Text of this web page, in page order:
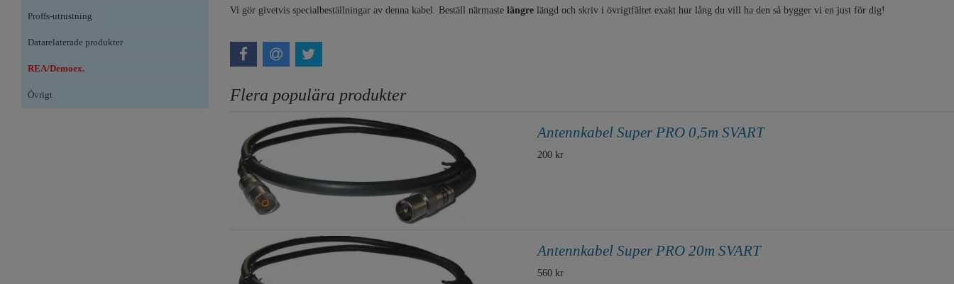
Proffs-utrustning
Datarelaterade produkter
REA/Demoex.
Övrigt
Vi gör givetvis specialbeställningar av denna kabel. Beställ närmaste längre längd och skriv i övrigtfältet exakt hur lång du vill ha den så bygger vi en just för dig!
Flera populära produkter
Antennkabel Super PRO 0,5m SVART
200 kr
Antennkabel Super PRO 20m SVART
560 kr